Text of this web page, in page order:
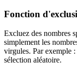
Fonction
Excluez des nombres
simplement les
virgules. Par exemple :
sélection aléatoire.